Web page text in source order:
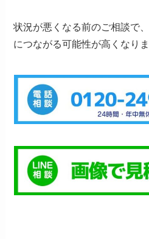
状況が悪くなる前のご相談で
につながる可能性が高くなりま